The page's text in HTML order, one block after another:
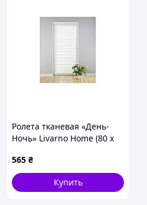
Ролета тканевая «День-
Ночь» Livarno Home (80 x
565 ₴
Купить